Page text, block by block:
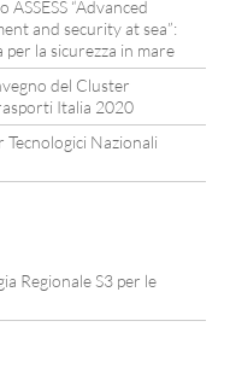
“Advanced
and security at sea”:
la sicurezza in mare
del Cluster
Italia 2020
Nazionali
Regionale S3 per le